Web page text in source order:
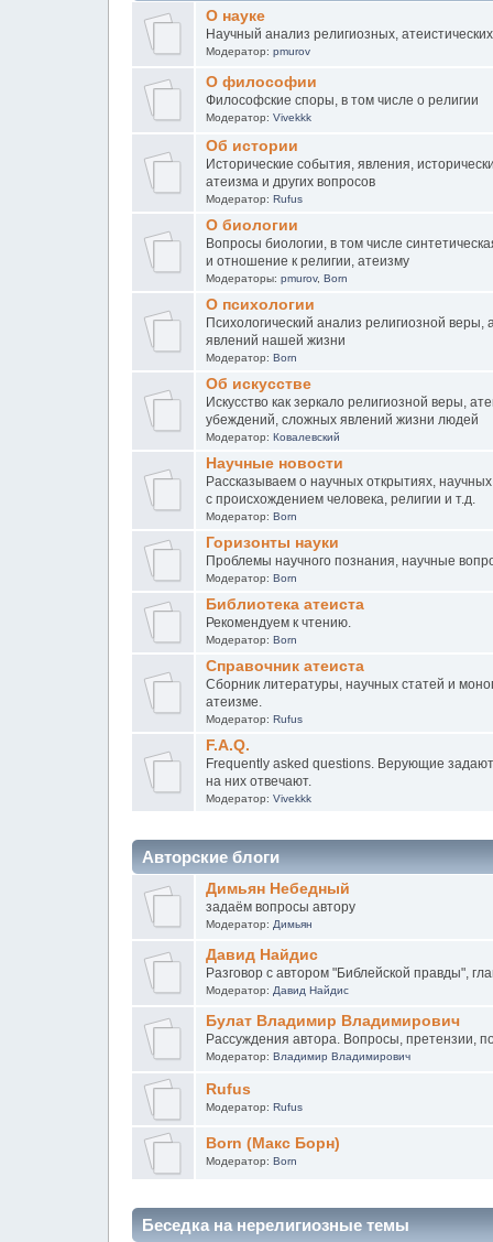
О науке
Научный анализ религиозных,
Модератор: pmurov
О философии
Философские споры, в том числе о религии
Модератор: Vivekkk
Об истории
Исторические события, явления,
атеизма и других вопросов
Модератор: Rufus
О биологии
Вопросы биологии, в том числе
и отношение к религии, атеизму
Модераторы: pmurov, Born
О психологии
Психологический анализ религиозной веры,
явлений нашей жизни
Модератор: Born
Об искусстве
Искусство как зеркало религиозной веры,
убеждений, сложных явлений жизни людей
Модератор: Ковалевский
Научные новости
Рассказываем о научных открытиях,
с происхождением человека, религии и т.д.
Модератор: Born
Горизонты науки
Проблемы научного познания, научные
Модератор: Born
Библиотека атеиста
Рекомендуем к чтению.
Модератор: Born
Справочник атеиста
Сборник литературы, научных статей и
атеизме.
Модератор: Rufus
F.A.Q.
Frequently asked questions. Верующие
на них отвечают.
Модератор: Vivekkk
Авторские блоги
Димьян Небедный
задаём вопросы автору
Модератор: Димьян
Давид Найдис
Разговор с автором "Библейской правды",
Модератор: Давид Найдис
Булат Владимир Владимирович
Рассуждения автора. Вопросы, претензии,
Модератор: Владимир Владимирович
Rufus
Модератор: Rufus
Born (Макс Борн)
Модератор: Born
Беседка на нерелигиозные темы